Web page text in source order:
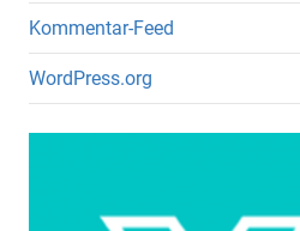
Kommentar-Feed
WordPress.org